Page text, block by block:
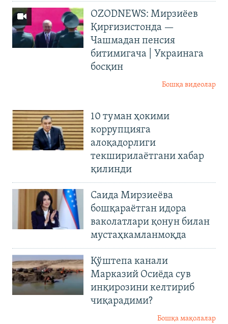
OZODNEWS: Мирзиёев
Қирғизистонда —
Чашмадан пенсия
битимигача | Украинага
босқин
Бошқа видеолар
10 туман ҳокими
коррупцияга
алоқадорлиги
текширилаётгани хабар
қилинди
Саида Мирзиеёва
бошқараётган идора
ваколатлари қонун билан
мустаҳкамланмоқда
Қўштепа канали
Марказий Осиёда сув
инқирозини келтириб
чиқарадими?
Бошқа мақолалар